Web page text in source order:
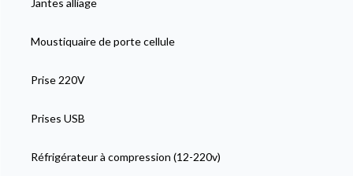
Moustiquaire de porte cellule
Prise 220V
Prises USB
Réfrigérateur à compression (12-220v)